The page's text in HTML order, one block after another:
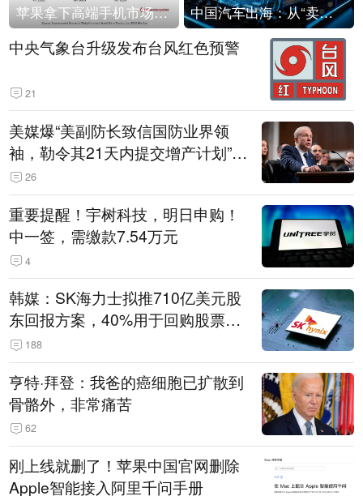
苹果拿下高端手机市场65%的份额：iPhone 17系列功不可没 中国汽车出海：从“卖出去”到“走进去”
中央气象台升级发布台风红色预警
21
美媒爆“美副防长致信国防业界领
袖，勒令其21天内提交增产计划”，
五角大楼回应
26
重要提醒！宇树科技，明日申购！
中一签，需缴款7.54万元
4
韩媒：SK海力士拟推710亿美元股
东回报方案，40%用于回购股票，
相当于美股发行规模
188
亨特·拜登：我爸的癌细胞已扩散到
骨骼外，非常痛苦
62
刚上线就删了！苹果中国官网删除
Apple智能接入阿里千问手册